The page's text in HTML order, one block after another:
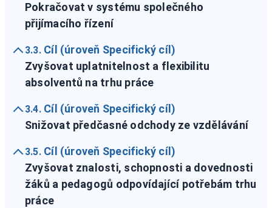
Pokračovat v systému společného
přijímacího řízení
3.3. Cíl (úroveň Specifický cíl)
Zvyšovat uplatnitelnost a flexibilitu
absolventů na trhu práce
3.4. Cíl (úroveň Specifický cíl)
Snižovat předčasné odchody ze vzdělávání
3.5. Cíl (úroveň Specifický cíl)
Zvyšovat znalosti, schopnosti a dovednosti
žáků a pedagogů odpovídající potřebám trhu
práce